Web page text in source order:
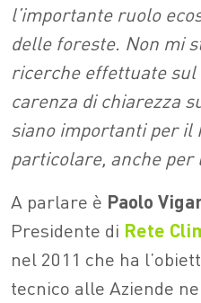
l’importante ruolo
delle foreste. Non mi
ricerche effettuate sul
carenza di chiarezza
siano importanti per il
particolare, anche
A parlare è Paolo
Presidente di Rete
nel 2011 che ha
tecnico alle Aziende